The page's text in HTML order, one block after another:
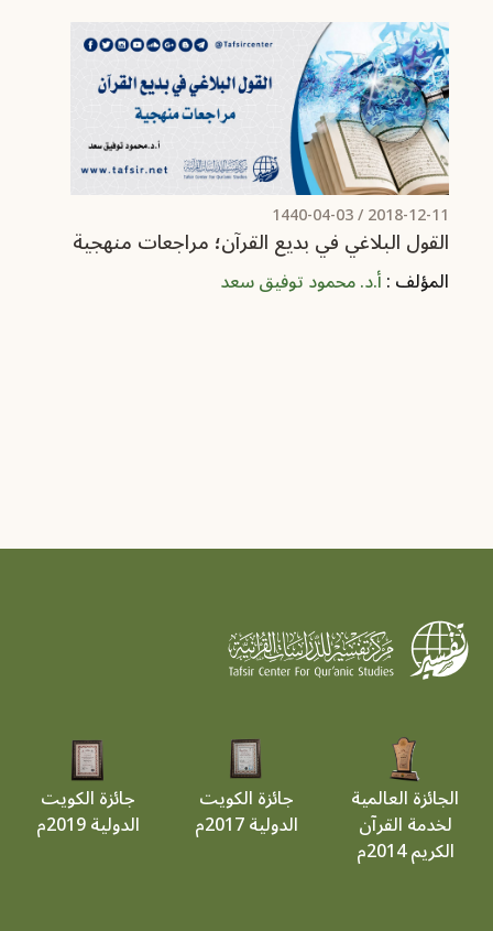
2018-12-11
/ 1440-04-03
القول البلاغي في بديع القرآن؛ مراجعات منهجية
المؤلف :أ.د. محمود توفيق سعد
الجائزة العالمية
لخدمة القرآن
الكريم 2014م
جائزة الكويت
الدولية 2017م
جائزة الكويت
الدولية 2019م